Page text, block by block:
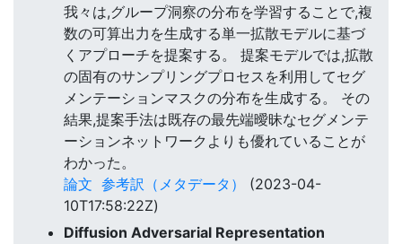
我々は,グループ洞察の分布を学習することで,複
数の可算出力を生成する単一拡散モデルに基づ
くアプローチを提案する。 提案モデルでは,拡散
の固有のサンプリングプロセスを利用してセグ
メンテーションマスクの分布を生成する。 その
結果,提案手法は既存の最先端曖昧なセグメンテ
ーションネットワークよりも優れていることが
わかった。
論文 参考訳（メタデータ）
(2023-04-
10T17:58:22Z)
Diffusion Adversarial Representation